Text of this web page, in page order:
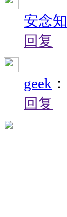
安念知
回复
geek ：
回复